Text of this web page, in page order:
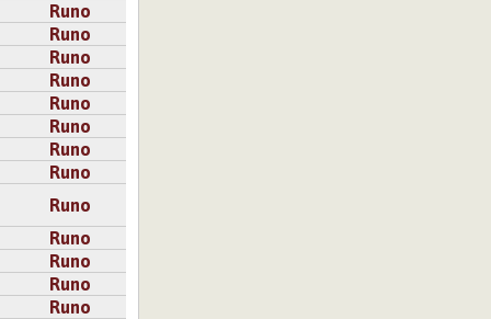
Runo
Runo
Runo
Runo
Runo
Runo
Runo
Runo
Runo
Runo
Runo
Runo
Runo